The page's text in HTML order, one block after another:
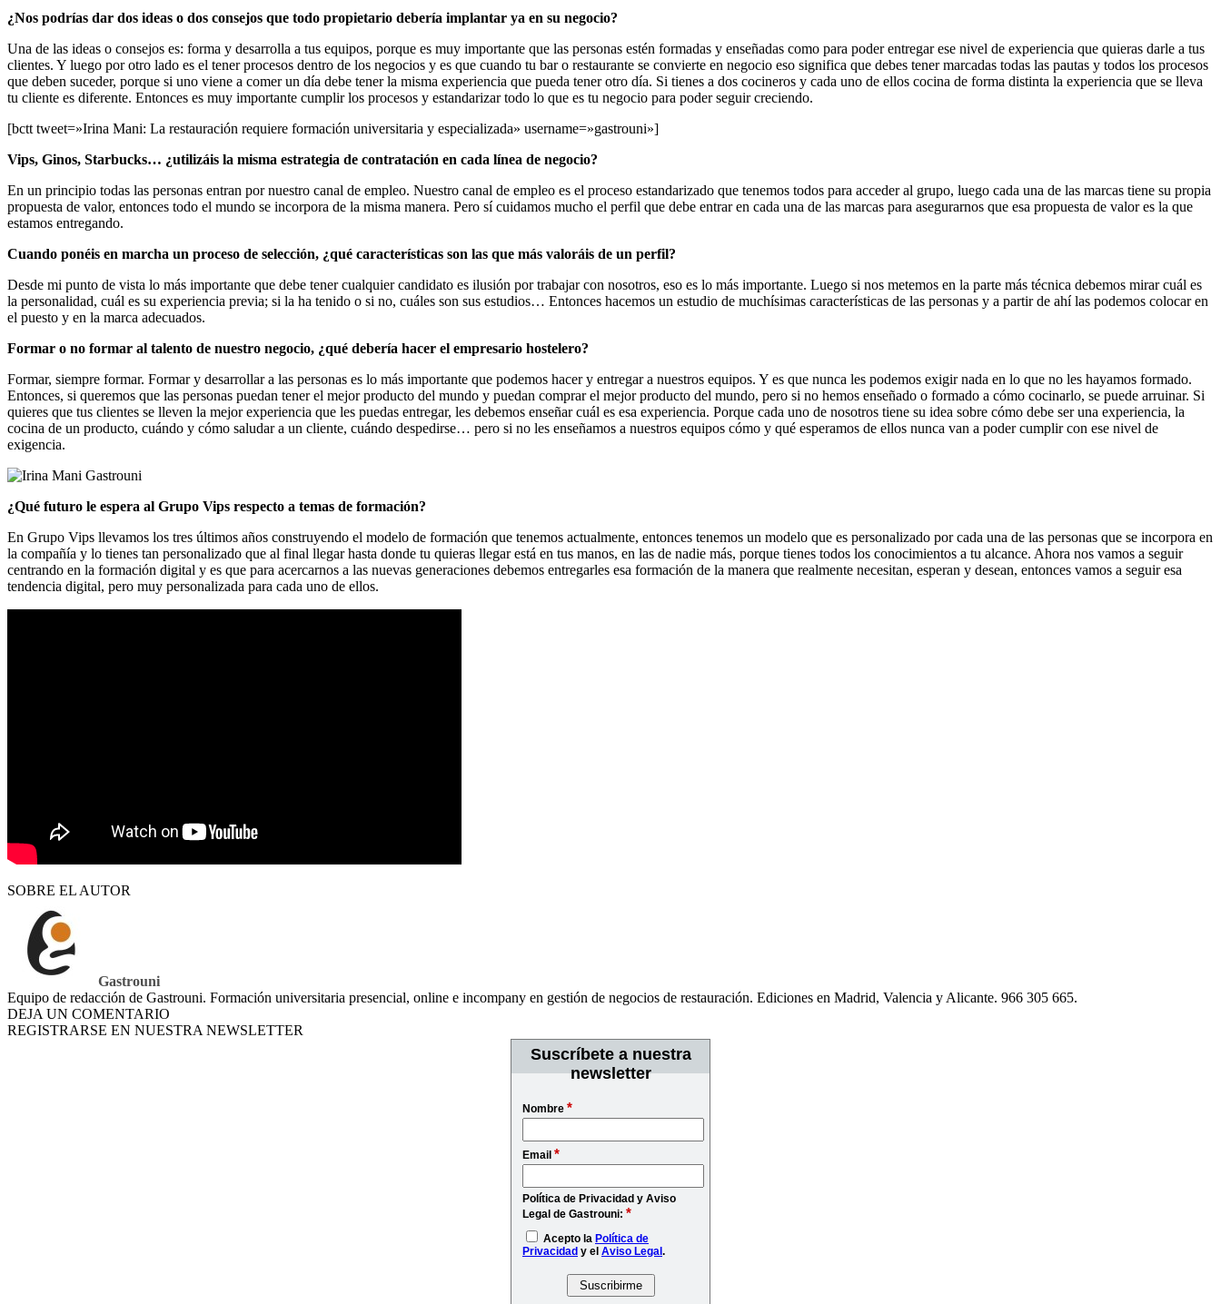
¿Nos podrías dar dos ideas o dos consejos que todo propietario debería implantar ya en su negocio?
Una de las ideas o consejos es: forma y desarrolla a tus equipos, porque es muy importante que las personas estén formadas y enseñadas como para poder entregar ese nivel de experiencia que quieras darle a tus
clientes. Y luego por otro lado es el tener procesos dentro de los negocios y es que cuando tu bar o restaurante se convierte en negocio eso significa que debes tener marcadas todas las pautas y todos los procesos
que deben suceder, porque si uno viene a comer un día debe tener la misma experiencia que pueda tener otro día. Si tienes a dos cocineros y cada uno de ellos cocina de forma distinta la experiencia que se lleva
tu cliente es diferente. Entonces es muy importante cumplir los procesos y estandarizar todo lo que es tu negocio para poder seguir creciendo.
[bctt tweet=»Irina Mani: La restauración requiere formación universitaria y especializada» username=»gastrouni»]
Vips, Ginos, Starbucks… ¿utilizáis la misma estrategia de contratación en cada línea de negocio?
En un principio todas las personas entran por nuestro canal de empleo. Nuestro canal de empleo es el proceso estandarizado que tenemos todos para acceder al grupo, luego cada una de las marcas tiene su propia
propuesta de valor, entonces todo el mundo se incorpora de la misma manera. Pero sí cuidamos mucho el perfil que debe entrar en cada una de las marcas para asegurarnos que esa propuesta de valor es la que
estamos entregando.
Cuando ponéis en marcha un proceso de selección, ¿qué características son las que más valoráis de un perfil?
Desde mi punto de vista lo más importante que debe tener cualquier candidato es ilusión por trabajar con nosotros, eso es lo más importante. Luego si nos metemos en la parte más técnica debemos mirar cuál es
la personalidad, cuál es su experiencia previa; si la ha tenido o si no, cuáles son sus estudios… Entonces hacemos un estudio de muchísimas características de las personas y a partir de ahí las podemos colocar en
el puesto y en la marca adecuados.
Formar o no formar al talento de nuestro negocio, ¿qué debería hacer el empresario hostelero?
Formar, siempre formar. Formar y desarrollar a las personas es lo más importante que podemos hacer y entregar a nuestros equipos. Y es que nunca les podemos exigir nada en lo que no les hayamos formado.
Entonces, si queremos que las personas puedan tener el mejor producto del mundo y puedan comprar el mejor producto del mundo, pero si no hemos enseñado o formado a cómo cocinarlo, se puede arruinar. Si
quieres que tus clientes se lleven la mejor experiencia que les puedas entregar, les debemos enseñar cuál es esa experiencia. Porque cada uno de nosotros tiene su idea sobre cómo debe ser una experiencia, la
cocina de un producto, cuándo y cómo saludar a un cliente, cuándo despedirse… pero si no les enseñamos a nuestros equipos cómo y qué esperamos de ellos nunca van a poder cumplir con ese nivel de
exigencia.
¿Qué futuro le espera al Grupo Vips respecto a temas de formación?
En Grupo Vips llevamos los tres últimos años construyendo el modelo de formación que tenemos actualmente, entonces tenemos un modelo que es personalizado por cada una de las personas que se incorpora en
la compañía y lo tienes tan personalizado que al final llegar hasta donde tu quieras llegar está en tus manos, en las de nadie más, porque tienes todos los conocimientos a tu alcance. Ahora nos vamos a seguir
centrando en la formación digital y es que para acercarnos a las nuevas generaciones debemos entregarles esa formación de la manera que realmente necesitan, esperan y desean, entonces vamos a seguir esa
tendencia digital, pero muy personalizada para cada uno de ellos.
SOBRE EL AUTOR
Gastrouni
Equipo de redacción de Gastrouni. Formación universitaria presencial, online e incompany en gestión de negocios de restauración. Ediciones en Madrid, Valencia y Alicante. 966 305 665.
DEJA UN COMENTARIO
REGISTRARSE EN NUESTRA NEWSLETTER
Suscríbete a nuestra
newsletter
Nombre *
Email *
Política de Privacidad y Aviso
Legal de Gastrouni: *
Acepto la Política de
Privacidad y el Aviso Legal.